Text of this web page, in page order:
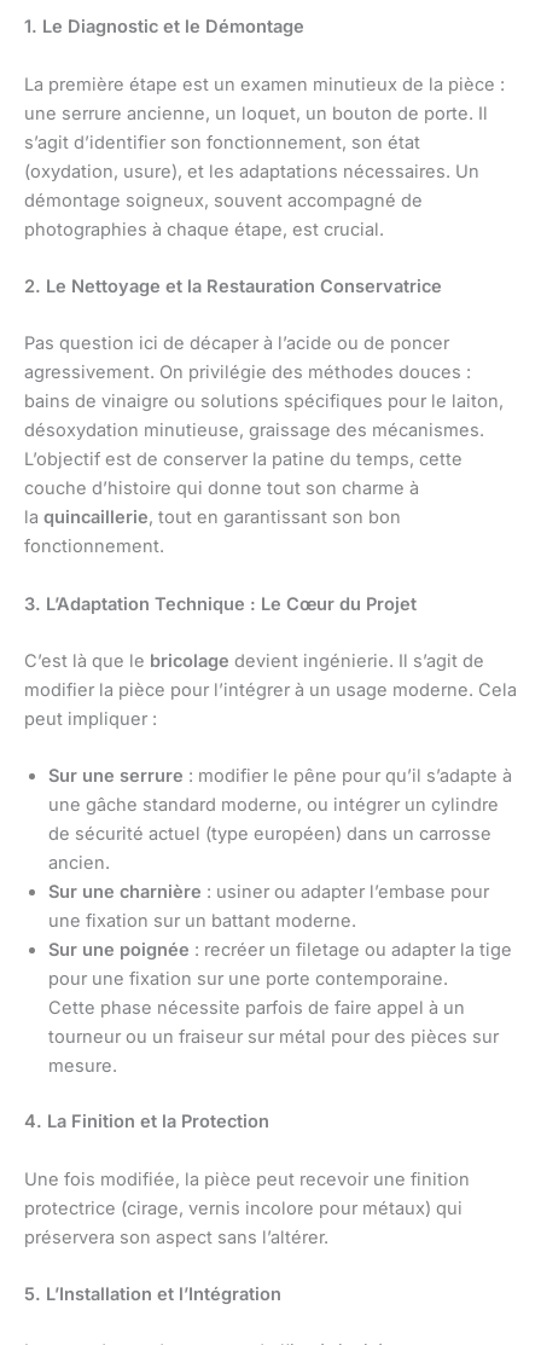
1. Le Diagnostic et le Démontage
La première étape est un examen minutieux de la pièce :
une serrure ancienne, un loquet, un bouton de porte. Il
s’agit d’identifier son fonctionnement, son état
(oxydation, usure), et les adaptations nécessaires. Un
démontage soigneux, souvent accompagné de
photographies à chaque étape, est crucial.
2. Le Nettoyage et la Restauration Conservatrice
Pas question ici de décaper à l’acide ou de poncer
agressivement. On privilégie des méthodes douces :
bains de vinaigre ou solutions spécifiques pour le laiton,
désoxydation minutieuse, graissage des mécanismes.
L’objectif est de conserver la patine du temps, cette
couche d’histoire qui donne tout son charme à
la quincaillerie, tout en garantissant son bon
fonctionnement.
3. L’Adaptation Technique : Le Cœur du Projet
C’est là que le bricolage devient ingénierie. Il s’agit de
modifier la pièce pour l’intégrer à un usage moderne. Cela
peut impliquer :
Sur une serrure : modifier le pêne pour qu’il s’adapte à
une gâche standard moderne, ou intégrer un cylindre
de sécurité actuel (type européen) dans un carrosse
ancien.
Sur une charnière : usiner ou adapter l’embase pour
une fixation sur un battant moderne.
Sur une poignée : recréer un filetage ou adapter la tige
pour une fixation sur une porte contemporaine.
Cette phase nécessite parfois de faire appel à un
tourneur ou un fraiseur sur métal pour des pièces sur
mesure.
4. La Finition et la Protection
Une fois modifiée, la pièce peut recevoir une finition
protectrice (cirage, vernis incolore pour métaux) qui
préservera son aspect sans l’altérer.
5. L’Installation et l’Intégration